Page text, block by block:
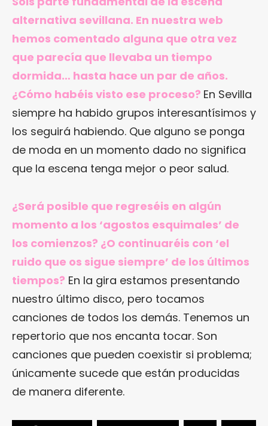
alternativa sevillana. En nuestra web
hemos comentado alguna que otra vez
que parecía que llevaba un tiempo
dormida… hasta hace un par de años.
¿Cómo habéis visto ese proceso? En Sevilla
siempre ha habido grupos interesantísimos y
los seguirá habiendo. Que alguno se ponga
de moda en un momento dado no significa
que la escena tenga mejor o peor salud.
¿Será posible que regreséis en algún
momento a los ‘agostos esquimales’ de
los comienzos? ¿O continuaréis con ‘el
ruido que os sigue siempre’ de los últimos
tiempos? En la gira estamos presentando
nuestro último disco, pero tocamos
canciones de todos los demás. Tenemos un
repertorio que nos encanta tocar. Son
canciones que pueden coexistir si problema;
únicamente sucede que están producidas
de manera diferente.